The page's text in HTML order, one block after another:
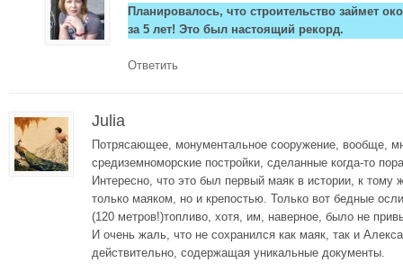
Планировалось, что строительство займет
за 5 лет! Это был настоящий рекорд.
Ответить
Julia
Потрясающее, монументальное сооружение, вообще,
средиземноморские постройки, сделанные когда-то
Интересно, что это был первый маяк в истории, к тому
только маяком, но и крепостью. Только вот бедные
(120 метров!)топливо, хотя, им, наверное, было не
И очень жаль, что не сохранился как маяк, так и
действительно, содержащая уникальные документы.